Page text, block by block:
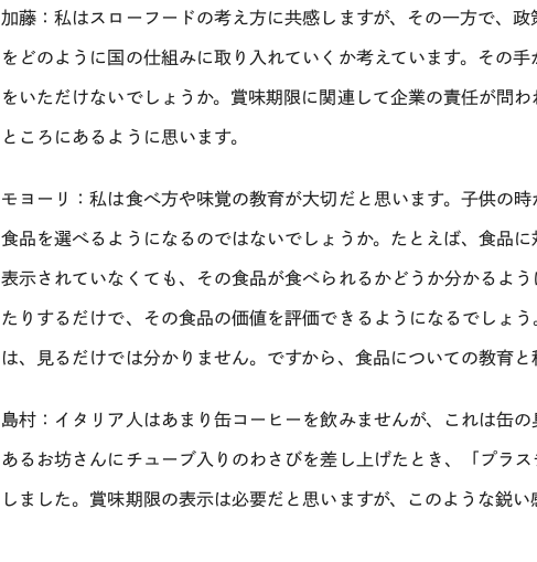
加藤：私はスローフードの考え方に共感しますが、その一方で、
をどのように国の仕組みに取り入れていくか考えています。その
をいただけないでしょうか。賞味期限に関連して企業の責任が問
ところにあるように思います。
モヨーリ：私は食べ方や味覚の教育が大切だと思います。子供の
食品を選べるようになるのではないでしょうか。たとえば、食品
表示されていなくても、その食品が食べられるかどうか分かるよ
たりするだけで、その食品の価値を評価できるようになるでしょ
は、見るだけでは分かりません。ですから、食品についての教育
島村：イタリア人はあまり缶コーヒーを飲みませんが、これは缶
あるお坊さんにチューブ入りのわさびを差し上げたとき、「プラ
しました。賞味期限の表示は必要だと思いますが、このような鋭い